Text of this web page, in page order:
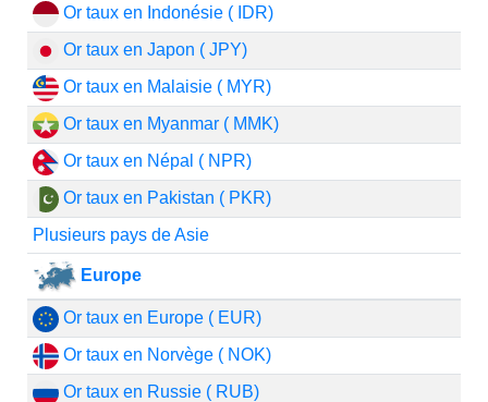
Or taux en Indonésie ( IDR)
Or taux en Japon ( JPY)
Or taux en Malaisie ( MYR)
Or taux en Myanmar ( MMK)
Or taux en Népal ( NPR)
Or taux en Pakistan ( PKR)
Plusieurs pays de Asie
Europe
Or taux en Europe ( EUR)
Or taux en Norvège ( NOK)
Or taux en Russie ( RUB)